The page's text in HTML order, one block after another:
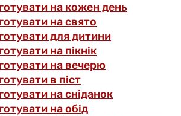
на кожен день
на свято
для дитини
на пікнік
на вечерю
в піст
на сніданок
на обід